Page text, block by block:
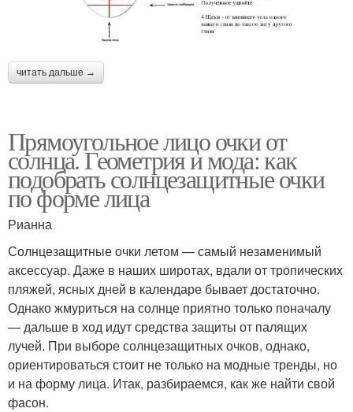
читать дальше →
Прямоугольное лицо очки от
солнца. Геометрия и мода: как
подобрать солнцезащитные очки
по форме лица
Рианна
Солнцезащитные очки летом — самый незаменимый
аксессуар. Даже в наших широтах, вдали от тропических
пляжей, ясных дней в календаре бывает достаточно.
Однако жмуриться на солнце приятно только поначалу
— дальше в ход идут средства защиты от палящих
лучей. При выборе солнцезащитных очков, однако,
ориентироваться стоит не только на модные тренды, но
и на форму лица. Итак, разбираемся, как же найти свой
фасон.